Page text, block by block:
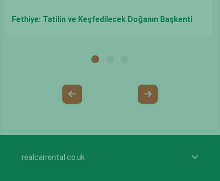
Fethiye: Tatilin ve Keşfedilecek Doğanın Başkenti
realcarrental.co.uk